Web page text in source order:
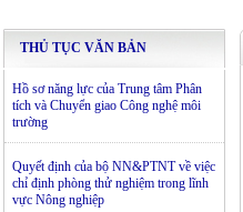
THỦ TỤC VĂN BẢN
Hồ sơ năng lực của Trung tâm Phân
tích và Chuyển giao Công nghệ môi
trường
Quyết định của bộ NN&PTNT về việc
chỉ định phòng thử nghiệm trong lĩnh
vực Nông nghiệp